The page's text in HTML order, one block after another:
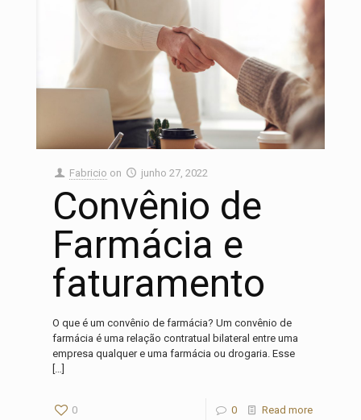
Fabricio on junho 27, 2022
Convênio de
Farmácia e
faturamento
O que é um convênio de farmácia? Um convênio de
farmácia é uma relação contratual bilateral entre uma
empresa qualquer e uma farmácia ou drogaria. Esse
[…]
0 0 Read more